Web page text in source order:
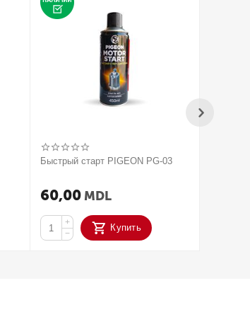
Быстрый старт PIGEON PG-03
60,00 MDL
+
−
Купить